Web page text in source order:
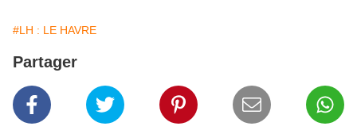
#LH : LE HAVRE
Partager